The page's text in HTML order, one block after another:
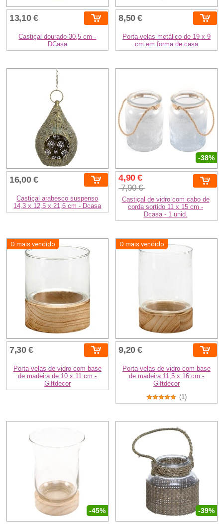
13,10 €
Castiçal dourado 30,5 cm -
DCasa
8,50 €
Porta-velas metálico de 19 x 9
cm em forma de casa
16,00 €
Castiçal arabesco suspenso
14,3 x 12,5 x 21,6 cm - Dcasa
-38%
4,90 €
7,90 €
Castiçal de vidro com cabo de
corda sortido 11 x 15 cm -
Dcasa - 1 unid.
O mais vendido
7,30 €
Porta-velas de vidro com base
de madeira de 10 x 11 cm -
Giftdecor
O mais vendido
9,20 €
Porta-velas de vidro com base
de madeira 11,5 x 16 cm -
Giftdecor
(1)
-45% -39%